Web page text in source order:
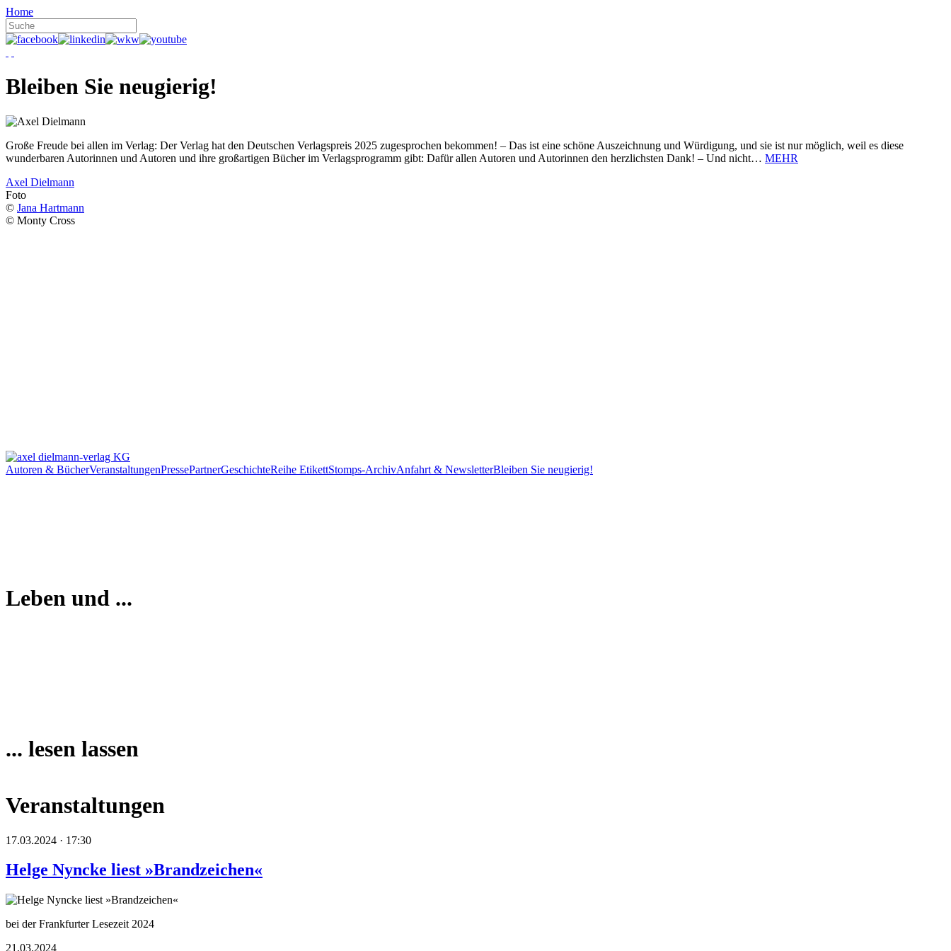
Home
Bleiben Sie neugierig!
Große Freude bei allen im Verlag: Der Verlag hat den Deutschen Verlagspreis 2025 zugesprochen bekommen! – Das ist eine schöne Auszeichnung und Würdigung, und sie ist nur möglich, weil es diese
wunderbaren Autorinnen und Autoren und ihre großartigen Bücher im Verlagsprogramm gibt: Dafür allen Autoren und Autorinnen den herzlichsten Dank! – Und nicht… MEHR
Axel Dielmann
Foto
© Jana Hartmann
© Monty Cross
Autoren & BücherVeranstaltungenPressePartnerGeschichteReihe EtikettStomps-ArchivAnfahrt & NewsletterBleiben Sie neugierig!
Leben und ...
... lesen lassen
Veranstaltungen
17.03.2024 · 17:30
Helge Nyncke liest »Brandzeichen«
bei der Frankfurter Lesezeit 2024
21.03.2024